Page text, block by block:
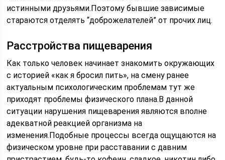
истинными друзьями.Поэтому бывшие зависимые
стараются отделять “доброжелателей” от прочих лиц.
Расстройства пищеварения
Как только человек начинает знакомить окружающих
с историей «как я бросил пить», на смену ранее
актуальным психологическим проблемам тут же
приходят проблемы физического плана.В данной
ситуации нарушения пищеварения являются вполне
адекватной реакцией организма на
изменения.Подобные процессы всегда ощущаются на
физическом уровне при расставании с давним